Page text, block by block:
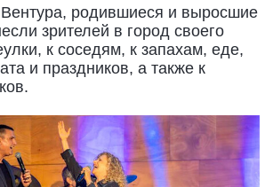
родившиеся и выросшие
зрителей в город своего
к соседям, к запахам, еде,
и праздников, а также к